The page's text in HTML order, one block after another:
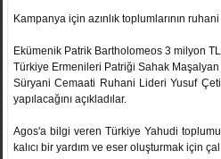
Kampanya için azınlık toplumlarının
Ekümenik Patrik Bartholomeos 3 milyon
Türkiye Ermenileri Patriği Sahak
Süryani Cemaati Ruhani Lideri Yusuf
yapılacağını açıkladılar.
Agos'a bilgi veren Türkiye Yahudi
kalıcı bir yardım ve eser oluşturmak için